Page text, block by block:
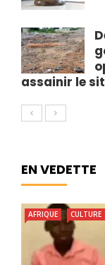
assainir le
EN VEDETTE
AFRIQUE CULTURE